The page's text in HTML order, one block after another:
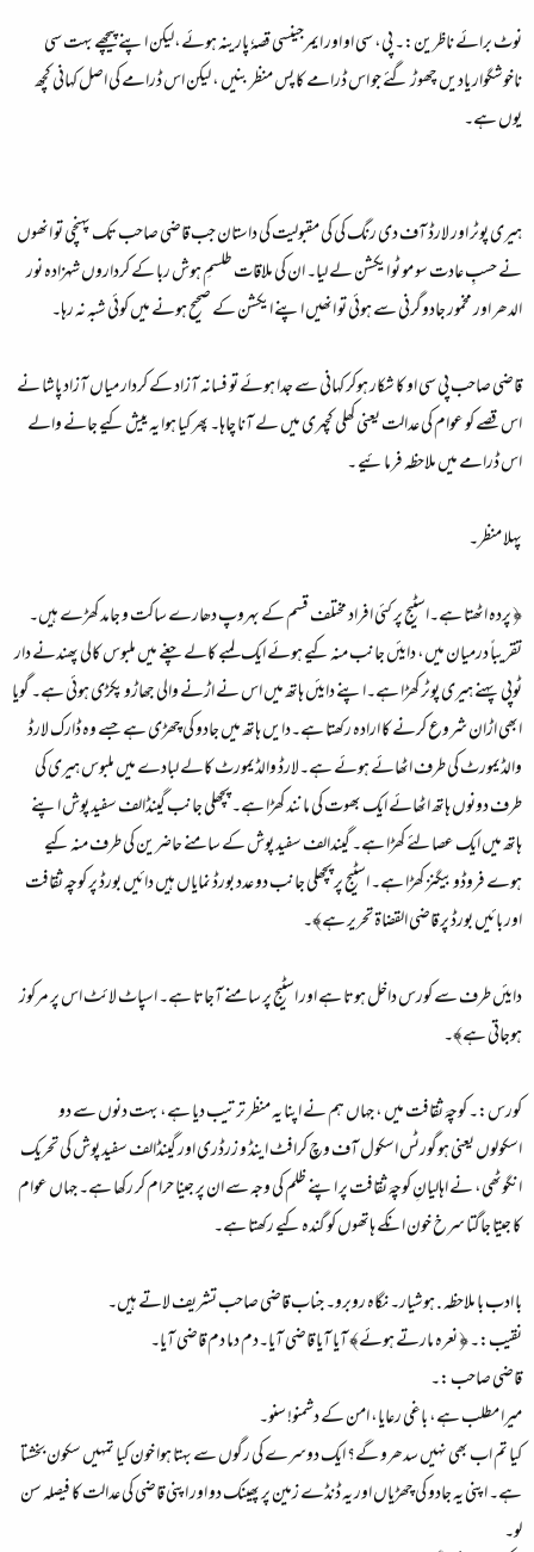
نوٹ برائے ناظرین:۔ پی، سی او اور ایمرجینسی قصہٗ پارینہ ہوئے،لیکن اپنے پیچھے بہت سی
ناخوشگوار یادیں چھوڑ گئے جو اس ڈرامے کا پس منظر بنیں ، لیکن اس ڈرامے کی اصل کہانی کچھ
یوں ہے۔
ہیری پوٹر اور لارڈ آف دی رنگ کی کی مقبولیت کی داستان جب قاضی صاحب تک پہنچی تو انھوں
نے حسبِ عادت سو مو ٹو ایکشن لے لیا۔ ان کی ملاقات طلسمِ ہوش ربا کے کرداروں شہزادہ نور
الدھر اور مخمور جادوگرنی سے ہوئی تو انھیں اپنے ایکشن کے صحیح ہونے میں کوئی شبہ نہ رہا۔
قاضی صاحب پی سی او کا شکار ہوکر کہانی سے جدا ہوئے تو فسانہ آزاد کے کردار میاں آزاد پاشا نے
اس قصے کو عوام کی عدالت یعنی کھلی کچہری میں لے آنا چاہا۔ پھر کیا ہوا یہ ییش کیے جانے والے
اس ڈرامے میں ملاحظہ فرمائیے ۔
پہلا منظر۔
﴿ پردہ اٹھتا ہے۔اسٹیج پر کئی افراد مختلف قسم کے بہروپ دھارے ساکت و جامد کھڑے ہیں۔
تقریباً درمیان میں، دایئں جانب منہ کیے ہوئے ایک لمبے کالے چغے میں ملبوس کالی پھندنے دار
ٹوپی پہنے ہیری پوٹر کھڑا ہے۔اپنے دایئں ہاتھ میں اس نے اڑنے والی جھاڑو پکڑی ہوئی ہے۔ گویا
ابھی اڑان شروع کرنے کا ارادہ رکھتا ہے۔دایں ہاتھ میں جادو کی چھڑی ہے جسے وہ ڈارک لارڈ
والڈیمورٹ کی طرف اٹھائے ہوئے ہے۔لارڈ والڈیمورٹ کالے لبادے میں ملبوس ہیری کی
طرف دونوں ہاتھ اٹھائے ایک بھوت کی مانند کھڑا ہے۔ پچھلی جانب گینڈالف سفید پوش اپنے
ہاتھ میں ایک عصا لئے کھڑا ہے۔ گیندالف سفید پوش کے سامنے حاضرین کی طرف منہ کیے
ہوے فروڈوبیگنز کھڑا ہے۔ اسٹیج پر پچھلی جانب دو عدد بورڈ نمایاں ہیں دائیں بورڈ پر کوچہ ثقافت
اور بائیں بورڈ پر قاضی القضاۃ تحریر ہے﴾۔
دایئں طرف سے کورس داخل ہوتا ہے اور اسٹیج پر سامنے آجاتا ہے۔ اسپاٹ لائٹ اس پر مرکوز
ہوجاتی ہے﴾۔
کورس:۔ کوچہَ ثقافت میں ، جہاں ہم نے اپنا یہ منظر ترتیب دیا ہے، بہت دنوں سے دو
اسکولوں یعنی ہوگورٹس اسکول آف وچ کرافٹ اینڈ و زرڈری اور گینڈالف سفید پوش کی تحریک
انگوٹھی، نے اہالیانِ کوچہَ ثقافت پر اپنے ظلم کی وجہ سے ان پر جینا حرام کر رکھا ہے۔ جہاں عوام
کا جیتا جاگتا سرخ خون انکے ہاتھوں کو گندہ کیے رکھتا ہے۔
با ادب با ملاحظہ . ہوشیار۔ نگاہ روبرو۔ جناب قاضی صاحب تشریف لاتے ہیں۔
نقیب:۔ ﴿ نعرہ مارتے ہوئے﴾ آیا آیا قاضی آیا۔دم دما دم قاضی آیا۔
قاضی صاحب :۔
میرا مطلب ہے، باغی رعایا، امن کے دشمنو! سنو۔
کیا تم اب بھی نہیں سدھرو گے؟ ایک دوسرے کی رگوں سے بہتا ہوا خون کیا تمہیں سکون بخشتا
ہے۔ اپنی یہ جادو کی چھڑیاں اور یہ ڈنڈے زمین پر پھینک دو اور اپنی قاضی کی عدالت کا فیصلہ سن
لو۔